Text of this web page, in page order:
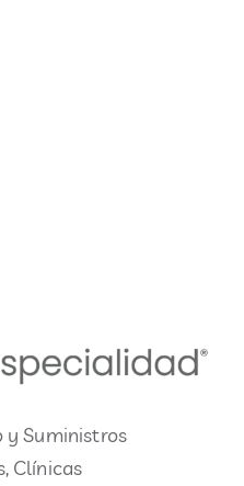
y Suministros
Clínicas